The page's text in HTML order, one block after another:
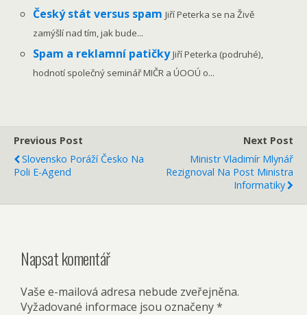
Český stát versus spamJiří Peterka se na Živě
zamýšlí nad tím, jak bude...
Spam a reklamní patičkyJiří Peterka (podruhé),
hodnotí společný seminář MIČR a ÚOOÚ o...
Previous Post
Slovensko Poráží Česko Na
Poli E-Agend
Next Post
Ministr Vladimír Mlynář
Rezignoval Na Post Ministra
Informatiky
Napsat komentář
Vaše e-mailová adresa nebude zveřejněna.
Vyžadované informace jsou označeny*